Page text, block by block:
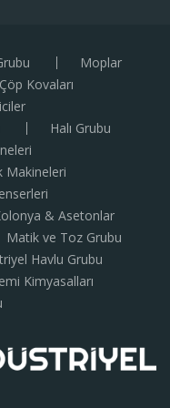
Moplar
Çöp Kovaları
Halı Grubu
Makineleri
& Asetonlar
Matik ve Toz Grubu
Havlu Grubu
Kimyasalları